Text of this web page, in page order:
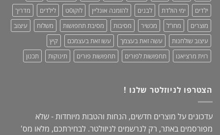
ילדים
ימי הולדת לבנים להזמנה אונליין לוקו0ט לילדים
מדריך
מוצרים
מחו"ל מכשיר מסיבות מסיבת תחפושות משלוח
עיצוב
עיצוב שולחנות
עשה זאת בעצמך עשו זאת בעצמכם
קיץ
רוית מרציאנו
תחפושות לפורים תחפושות פורים תינוקות תכנון
הצטרפו לניוזלטר שלנו !
עדכונים על מוצרים חדשים, הנחות והטבות מיוחדות - שלא
מפורסמים באתר, רק לנרשמים לניזולטר. לבחירתכם, מלאו מס'